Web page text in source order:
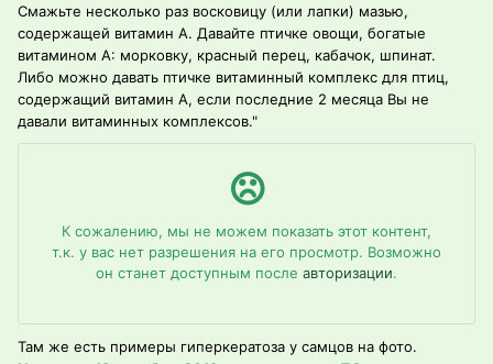
Смажьте несколько раз восковицу (или лапки) мазью,
содержащей витамин А. Давайте птичке овощи, богатые
витамином А: морковку, красный перец, кабачок, шпинат.
Либо можно давать птичке витаминный комплекс для птиц,
содержащий витамин А, если последние 2 месяца Вы не
давали витаминных комплексов."
Там же есть примеры гиперкератоза у самцов на фото.